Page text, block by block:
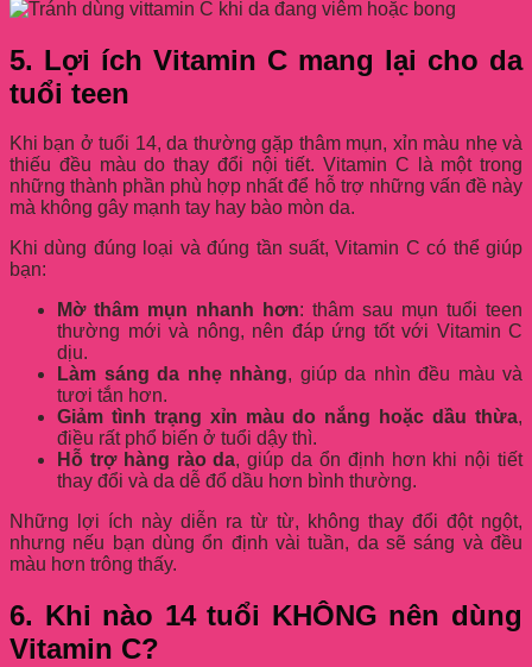
5. Lợi ích Vitamin C mang lại cho da
tuổi teen
Khi bạn ở tuổi 14, da thường gặp thâm mụn, xỉn màu nhẹ và
thiếu đều màu do thay đổi nội tiết. Vitamin C là một trong
những thành phần phù hợp nhất để hỗ trợ những vấn đề này
mà không gây mạnh tay hay bào mòn da.
Khi dùng đúng loại và đúng tần suất, Vitamin C có thể giúp
bạn:
Mờ thâm mụn nhanh hơn: thâm sau mụn tuổi teen
thường mới và nông, nên đáp ứng tốt với Vitamin C
dịu.
Làm sáng da nhẹ nhàng, giúp da nhìn đều màu và
tươi tắn hơn.
Giảm tình trạng xỉn màu do nắng hoặc dầu thừa,
điều rất phổ biến ở tuổi dậy thì.
Hỗ trợ hàng rào da, giúp da ổn định hơn khi nội tiết
thay đổi và da dễ đổ dầu hơn bình thường.
Những lợi ích này diễn ra từ từ, không thay đổi đột ngột,
nhưng nếu bạn dùng ổn định vài tuần, da sẽ sáng và đều
màu hơn trông thấy.
6. Khi nào 14 tuổi KHÔNG nên dùng
Vitamin C?